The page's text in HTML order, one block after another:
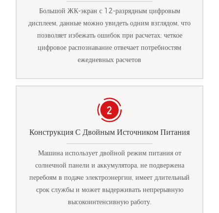
Большой ЖК-экран с 12-разрядным цифровым
дисплеем, данные можно увидеть одним взглядом, что
позволяет избежать ошибок при расчетах; четкое
цифровое распознавание отвечает потребностям
ежедневных расчетов
Конструкция С Двойным Источником Питания
Машина использует двойной режим питания от
солнечной панели и аккумулятора, не подвержена
перебоям в подаче электроэнергии, имеет длительный
срок службы и может выдерживать непрерывную
высокоинтенсивную работу.